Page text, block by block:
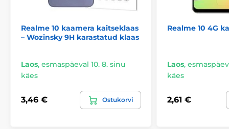
Realme 10 kaamera kaitseklaas
– Wozinsky 9H karastatud klaas
Laos, esmaspäeval 10. 8. sinu
käes
3,46 € Ostukorvi
Realme 10 4G
Laos,
käes
2,61 €